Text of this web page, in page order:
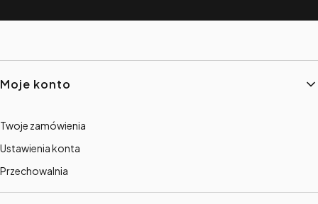
Linki w stopce
Moje konto
Twoje zamówienia
Ustawienia konta
Przechowalnia